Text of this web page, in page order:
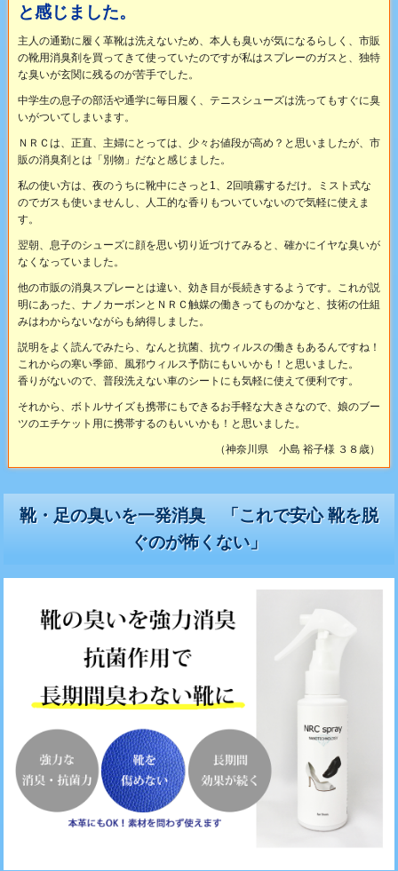
と感じました。
主人の通勤に履く革靴は洗えないため、本人も臭いが気になるらしく、市販
の靴用消臭剤を買ってきて使っていたのですが私はスプレーのガスと、独特
な臭いが玄関に残るのが苦手でした。
中学生の息子の部活や通学に毎日履く、テニスシューズは洗ってもすぐに臭
いがついてしまいます。
ＮＲＣは、正直、主婦にとっては、少々お値段が高め？と思いましたが、市
販の消臭剤とは「別物」だなと感じました。
私の使い方は、夜のうちに靴中にさっと1、2回噴霧するだけ。ミスト式な
のでガスも使いませんし、人工的な香りもついていないので気軽に使えま
す。
翌朝、息子のシューズに顔を思い切り近づけてみると、確かにイヤな臭いが
なくなっていました。
他の市販の消臭スプレーとは違い、効き目が長続きするようです。これが説
明にあった、ナノカーボンとＮＲＣ触媒の働きってものかなと、技術の仕組
みはわからないながらも納得しました。
説明をよく読んでみたら、なんと抗菌、抗ウィルスの働きもあるんですね！
これからの寒い季節、風邪ウィルス予防にもいいかも！と思いました。
香りがないので、普段洗えない車のシートにも気軽に使えて便利です。
それから、ボトルサイズも携帯にもできるお手軽な大きさなので、娘のブー
ツのエチケット用に携帯するのもいいかも！と思いました。
（神奈川県 小島 裕子様 ３８歳）
靴・足の臭いを一発消臭 「これで安心 靴を脱
ぐのが怖くない」